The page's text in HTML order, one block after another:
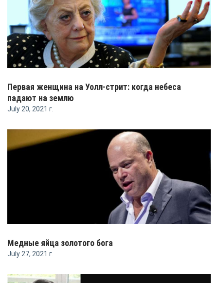
Первая женщина на Уолл-стрит: когда небеса
падают на землю
July 20, 2021 г.
Медные яйца золотого бога
July 27, 2021 г.